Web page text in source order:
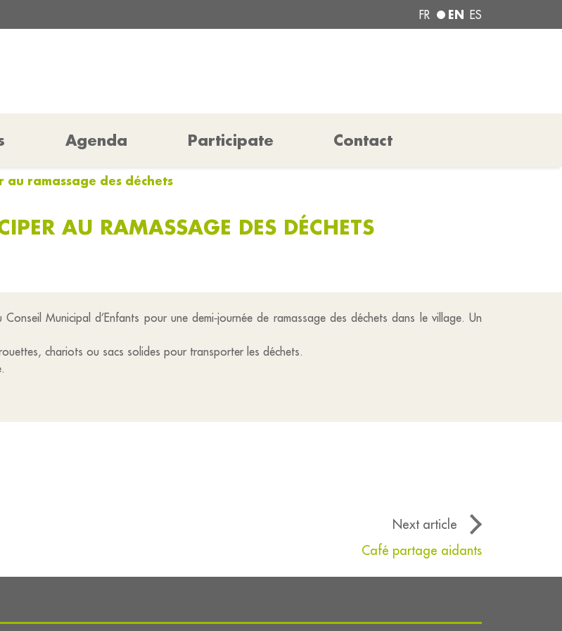
FR EN ES
Agenda Participate Contact
ramassage des déchets
AU RAMASSAGE DES DÉCHETS
Municipal d’Enfants pour une demi‑journée de ramassage des déchets dans le village. Un
chariots ou sacs solides pour transporter les déchets.
Next article
Café partage aidants